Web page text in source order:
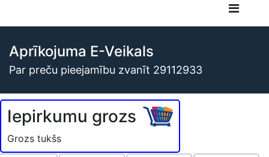
Aprīkojuma E-Veikals
Par preču pieejamību zvanīt 29112933
Iepirkumu grozs
Grozs tukšs